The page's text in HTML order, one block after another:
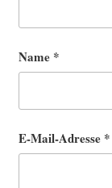
Name *
E-Mail-Adresse *